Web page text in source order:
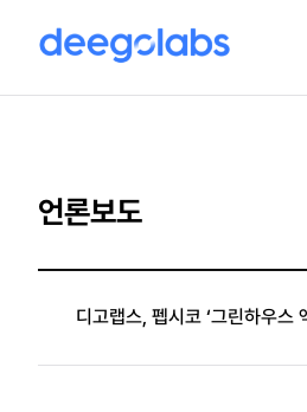
언론보도
디고랩스, 펩시코 ‘그린하우스